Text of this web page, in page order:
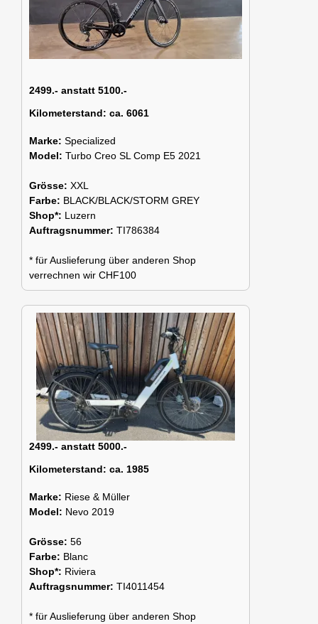
2499.- anstatt 5100.-
Kilometerstand: ca. 6061
Marke: Specialized
Model: Turbo Creo SL Comp E5 2021
Grösse: XXL
Farbe: BLACK/BLACK/STORM GREY
Shop*: Luzern
Auftragsnummer: TI786384
* für Auslieferung über anderen Shop
verrechnen wir CHF100
2499.- anstatt 5000.-
Kilometerstand: ca. 1985
Marke: Riese & Müller
Model: Nevo 2019
Grösse: 56
Farbe: Blanc
Shop*: Riviera
Auftragsnummer: TI4011454
* für Auslieferung über anderen Shop